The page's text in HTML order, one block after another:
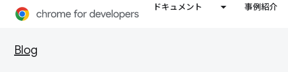
ドキュメント 事例紹介
Blog